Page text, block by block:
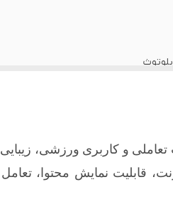
تعاملی و کاربری ورزشی، زیبایی
قابلیت نمایش محتوا، تعامل